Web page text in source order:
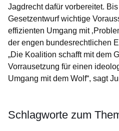
Jagdrecht dafür vorbereitet.
Gesetzentwurf wichtige
effizienten Umgang mit
der engen bundesrechtlichen
„Die Koalition schafft mit dem
Vorrausetzung für einen
Umgang mit dem Wolf“, sagt
Schlagworte zum